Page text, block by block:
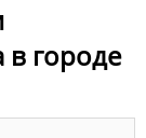
в городе